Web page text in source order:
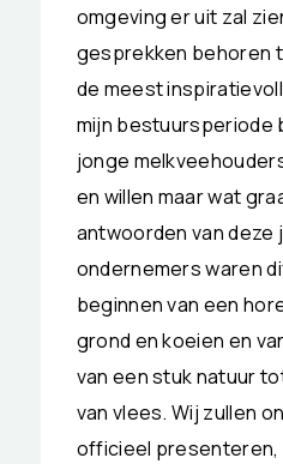
omgeving er uit zal
gesprekken behoren
de meest
mijn bestuursperiode
jonge
en willen maar wat
antwoorden van deze
ondernemers waren
beginnen van een
grond en koeien en
van een stuk natuur
van vlees. Wij zullen
officieel presenteren,